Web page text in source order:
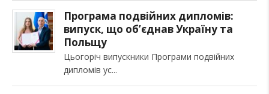
Програма подвійних дипломів:
випуск, що об’єднав Україну та
Польщу
Цьогоріч випускники Програми подвійних
дипломів ус